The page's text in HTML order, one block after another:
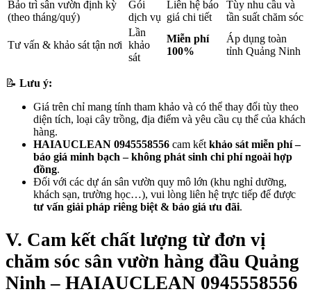
Bảo trì sân vườn định kỳ
(theo tháng/quý)
Gói
dịch vụ
Liên hệ báo
giá chi tiết
Tùy nhu cầu và
tần suất chăm sóc
Tư vấn & khảo sát tận nơi
Lần
khảo
sát
Miễn phí
100%
Áp dụng toàn
tỉnh Quảng Ninh
📝 Lưu ý:
Giá trên chỉ mang tính tham khảo và có thể thay đổi tùy theo
diện tích, loại cây trồng, địa điểm và yêu cầu cụ thể của khách
hàng.
HAIAUCLEAN 0945558556 cam kết khảo sát miễn phí –
báo giá minh bạch – không phát sinh chi phí ngoài hợp
đồng.
Đối với các dự án sân vườn quy mô lớn (khu nghỉ dưỡng,
khách sạn, trường học…), vui lòng liên hệ trực tiếp để được
tư vấn giải pháp riêng biệt & báo giá ưu đãi.
V. Cam kết chất lượng từ đơn vị
chăm sóc sân vườn hàng đầu Quảng
Ninh – HAIAUCLEAN 0945558556